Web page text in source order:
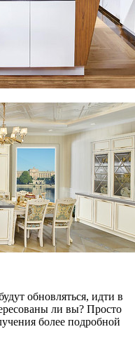
обновляться, идти в
ли вы? Просто
более подробной